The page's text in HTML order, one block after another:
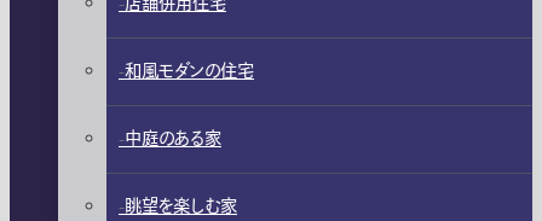
和風モダンの住宅
中庭のある家
眺望を楽しむ家